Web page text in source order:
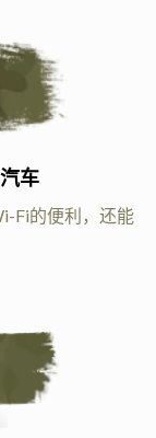
车
Fi的便利，还能